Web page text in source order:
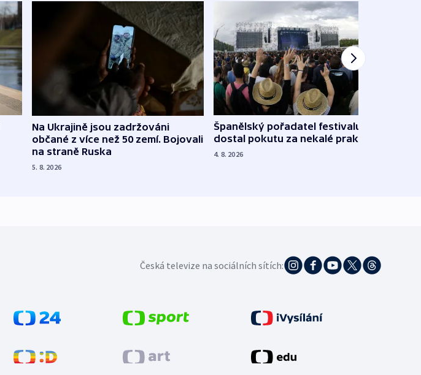
Na Ukrajině jsou zadržováni
občané z více než 50 zemí. Bojovali
na straně Ruska
5. 8. 2026
Španělský pořadatel festivalu
dostal pokutu za nekalé praktiky
4. 8. 2026
Česká televize na sociálních sítích: